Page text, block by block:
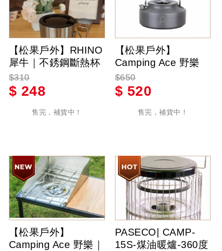
【松果戶外】RHINO
犀牛｜不銹鋼斷熱杯
300c.c.-杯子-保溫杯-
隔熱杯-戶外杯子-露
營用杯子
$310
$ 248
售完，補貨中！
【松果戶外】
Camping Ace 野樂
硬質氧化茶壺
1000c.c. 煮開水壺
咖啡壺 泡茶 優質鋁
合金材質 耐磨損 耐
$650
$ 520
售完，補貨中！
【松果戶外】
Camping Ace 野樂｜
PASECO| CAMP-
15S-煤油暖爐-360度